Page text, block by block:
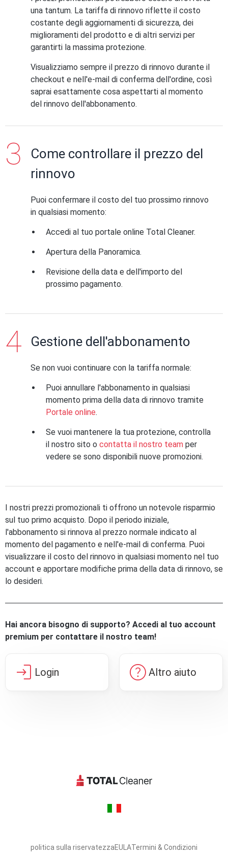
una tantum. La tariffa di rinnovo riflette il costo
costante degli aggiornamenti di sicurezza, dei
miglioramenti del prodotto e di altri servizi per
garantirti la massima protezione.
Visualizziamo sempre il prezzo di rinnovo durante il
checkout e nell'e-mail di conferma dell'ordine, così
saprai esattamente cosa aspettarti al momento
del rinnovo dell'abbonamento.
Come controllare il prezzo del
rinnovo
Puoi confermare il costo del tuo prossimo rinnovo
in qualsiasi momento:
Accedi al tuo portale online Total Cleaner.
Apertura della Panoramica.
Revisione della data e dell'importo del
prossimo pagamento.
Gestione dell'abbonamento
Se non vuoi continuare con la tariffa normale:
Puoi annullare l'abbonamento in qualsiasi
momento prima della data di rinnovo tramite
Portale online.
Se vuoi mantenere la tua protezione, controlla
il nostro sito o contatta il nostro team per
vedere se sono disponibili nuove promozioni.
I nostri prezzi promozionali ti offrono un notevole risparmio
sul tuo primo acquisto. Dopo il periodo iniziale,
l'abbonamento si rinnova al prezzo normale indicato al
momento del pagamento e nell'e-mail di conferma. Puoi
visualizzare il costo del rinnovo in qualsiasi momento nel tuo
account e apportare modifiche prima della data di rinnovo, se
lo desideri.
Hai ancora bisogno di supporto? Accedi al tuo account
premium per contattare il nostro team!
login Login help Altro aiuto
politica sulla riservatezzaEULATermini & Condizioni